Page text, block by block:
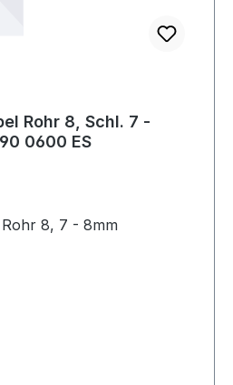
Rohr 8, Schl. 7 -
0600 ES
8, 7 - 8mm